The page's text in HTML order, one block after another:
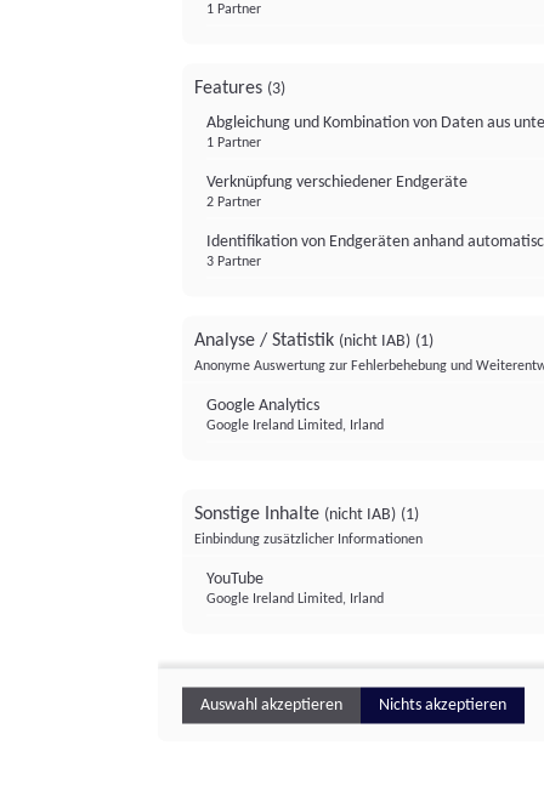
1 Partner
Features (3)
Abgleichung und Kombination von Daten aus
1 Partner
Verknüpfung verschiedener Endgeräte
2 Partner
Identifikation von Endgeräten anhand
3 Partner
Analyse / Statistik (nicht IAB) (1)
Anonyme Auswertung zur Fehlerbehebung und
Google Analytics
Google Ireland Limited, Irland
Sonstige Inhalte (nicht IAB) (1)
Einbindung zusätzlicher Informationen
YouTube
Google Ireland Limited, Irland
Auswahl akzeptieren Nichts akzeptieren